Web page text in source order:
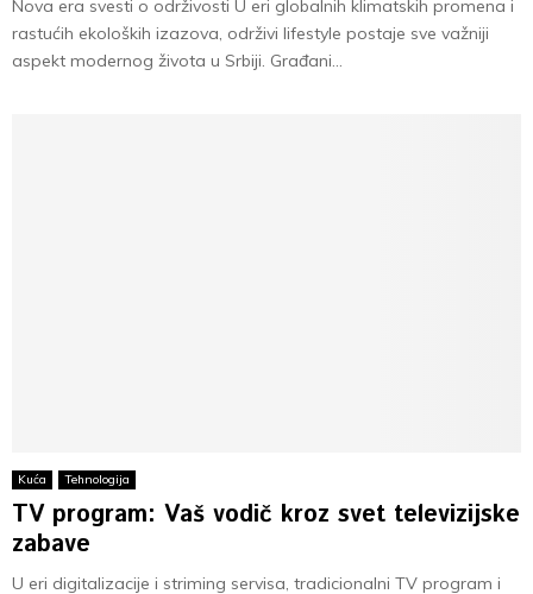
Nova era svesti o održivosti U eri globalnih klimatskih promena i
rastućih ekoloških izazova, održivi lifestyle postaje sve važniji
aspekt modernog života u Srbiji. Građani...
Kuća Tehnologija
TV program: Vaš vodič kroz svet televizijske
zabave
U eri digitalizacije i striming servisa, tradicionalni TV program i